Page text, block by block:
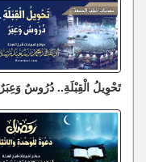
تَحْوِيلُ الْقِبْلَةِ.. دُرُوسٌ وَعِبَرٌ